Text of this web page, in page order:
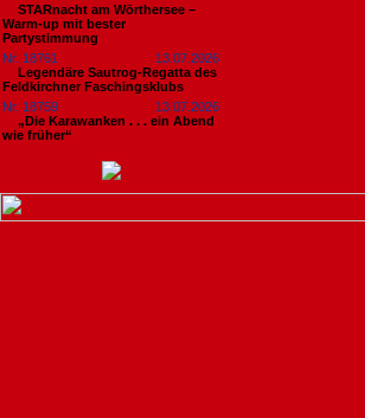
STARnacht am Wörthersee –
Warm-up mit bester
Partystimmung
Nr. 18761
13.07.2026
Legendäre Sautrog-Regatta des
Feldkirchner Faschingsklubs
Nr. 18759
13.07.2026
„Die Karawanken . . . ein Abend
wie früher“